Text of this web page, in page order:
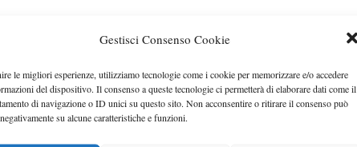
Gestisci Consenso Cookie
le migliori esperienze, utilizziamo tecnologie come i cookie per memorizzare e/o accedere
del dispositivo. Il consenso a queste tecnologie ci permetterà di elaborare dati come il
di navigazione o ID unici su questo sito. Non acconsentire o ritirare il consenso può
su alcune caratteristiche e funzioni.